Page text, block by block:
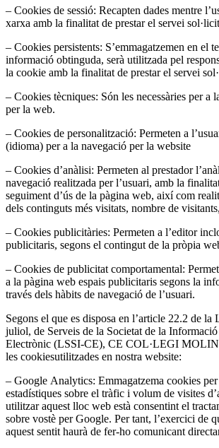
– Cookies de sessió: Recapten dades mentre
xarxa amb la finalitat de prestar el servei
– Cookies persistents: S’emmagatzemen en el
informació obtinguda, serà utilitzada pel
la cookie amb la finalitat de prestar el servei
– Cookies tècniques: Són les necessàries per a
per la web.
– Cookies de personalització: Permeten a
(idioma) per a la navegació per la website
– Cookies d’anàlisi: Permeten al prestador
navegació realitzada per l’usuari, amb la
seguiment d’ús de la pàgina web, així com
dels continguts més visitats, nombre de
– Cookies publicitàries: Permeten a l’editor
publicitaris, segons el contingut de la pròpia
– Cookies de publicitat comportamental:
a la pàgina web espais publicitaris segons la
través dels hàbits de navegació de l’usuari.
Segons el que es disposa en l’article 22.2 de la
juliol, de Serveis de la Societat de la
Electrònic (LSSI-CE), CE COL·LEGI
les cookiesutilitzades en nostra website:
– Google Analytics: Emmagatzema cookies
estadístiques sobre el tràfic i volum de visites
utilitzar aquest lloc web està consentint el
sobre vostè per Google. Per tant, l’exercici de
aquest sentit haurà de fer-ho comunicant